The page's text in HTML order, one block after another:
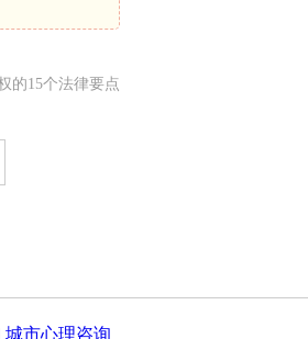
的15个法律要点
城市心理咨询